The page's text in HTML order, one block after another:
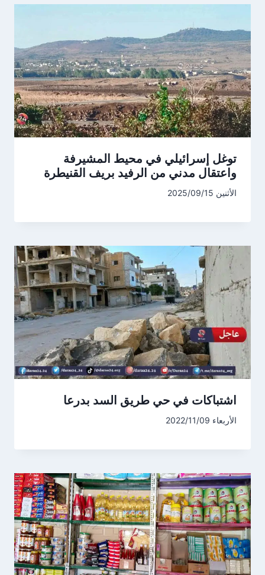
توغل إسرائيلي في محيط المشيرفة
واعتقال مدني من الرفيد بريف القنيطرة
الأثنين 2025/09/15
اشتباكات في حي طريق السد بدرعا
الأربعاء 2022/11/09